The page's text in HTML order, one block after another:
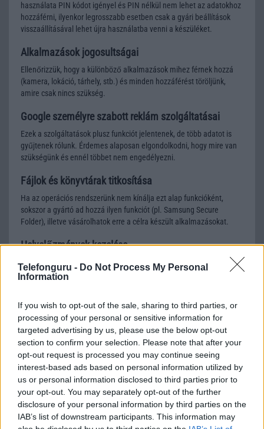
Telefonguru - Do Not Process My Personal
Information
If you wish to opt-out of the sale, sharing to third parties, or
processing of your personal or sensitive information for
targeted advertising by us, please use the below opt-out
section to confirm your selection. Please note that after your
opt-out request is processed you may continue seeing
interest-based ads based on personal information utilized by
us or personal information disclosed to third parties prior to
your opt-out. You may separately opt-out of the further
disclosure of your personal information by third parties on the
IAB’s list of downstream participants. This information may
használata PIN kódot igényel és PIN nélkül nem lehet az adatokhoz
hozzáférni, ilyenkor legrosszabb esetben csak a gyári beállítások
visszaállításával lehet újra használatba venni a készüléket.
Alkalmazások jogosultságai
Ellenőrizzük, hogy a különböző alkalmazások mihez férnek hozzá
(kamera, lokáció, tárhely, stb.) és minden hozzáférést töröljünk,
amire csak nincs szükség.
Google személyre szabott reklám szolgáltatásai
Ezek a szolgáltatások plusz funkciót jelentenek, de több adatot is
gyűjtenek rólunk. Érdemes alaposan elgondolkodni, hogy mire van
szükségünk és ennél többet nem engedélyezni.
Fájlok és könyvtárak titkosítása
Ha az operációs rendszerünk nem kínálja ezt alap funkcióként,
sokszor a gyártó ad hozzá ilyen funkciót (pl. Samsung Secure
Folder), illetve vásárolhatok erre a célra készült alkalmazásokat.
Helyelőzmények kezelése
A Google-fiókban kikapcsolható és akkor a Google nem jegyzi meg,
hogy mikor merre jártunk.
Sok alkalmazás közül választhatunk, a nagy nevek (Avast, AVG,
Kaspersky, ESET, stb.) nagyon jó és többnyire ingyenes
lehetőségeket kínálnak. A legfontosabb, hogy állítsuk be, hogy a
fenyegetések adatbázisa automatikusan frissüljön.
Vigyázzunk a telefonunkra
Utolso pontként megemlítenénk a legalapvetőbb, de mégis
legfontosabb tanácsot, mégpedig azt, hogy ne hagyjuk őrizetlenül a
telefonunkat és ne rakjuk olyan zsebbe, ahonnan egy zsebtolvaj
könnyen kilophatja.